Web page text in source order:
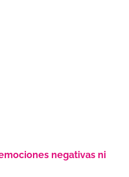
negativas ni